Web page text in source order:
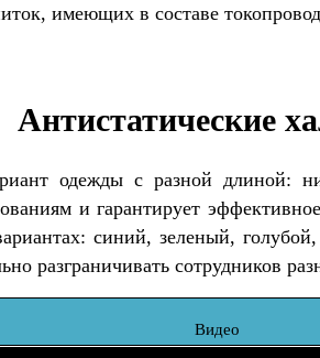
имеющих в составе
Антистатические
одежды с разной
и гарантирует
синий, зеленый,
разграничивать сотрудников
Видео